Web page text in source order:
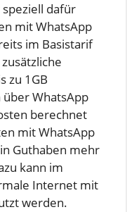
dafür
mit WhatsApp
im Basistarif
zu 1GB
WhatsApp
berechnet
mit WhatsApp
Guthaben mehr
kann im
Internet mit
werden.